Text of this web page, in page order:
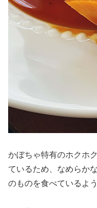
かぼちゃ特有のホクホ
ているため、なめらか
のものを食べているよ